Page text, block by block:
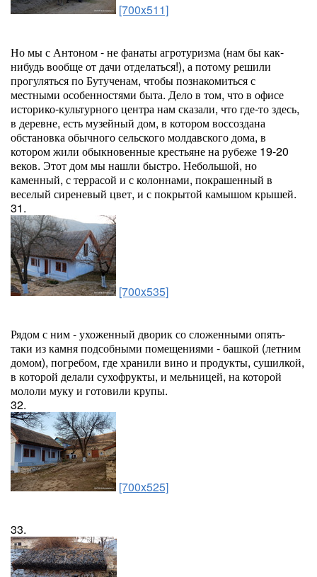
[700x511]
Но мы с Антоном - не фанаты агротуризма (нам бы как-
нибудь вообще от дачи отделаться!), а потому решили
прогуляться по Бутученам, чтобы познакомиться с
местными особенностями быта. Дело в том, что в офисе
историко-культурного центра нам сказали, что где-то здесь,
в деревне, есть музейный дом, в котором воссоздана
обстановка обычного сельского молдавского дома, в
котором жили обыкновенные крестьяне на рубеже 19-20
веков. Этот дом мы нашли быстро. Небольшой, но
каменный, с террасой и с колоннами, покрашенный в
веселый сиреневый цвет, и с покрытой камышом крышей.
31.
[700x535]
Рядом с ним - ухоженный дворик со сложенными опять-
таки из камня подсобными помещениями - башкой (летним
домом), погребом, где хранили вино и продукты, сушилкой,
в которой делали сухофрукты, и мельницей, на которой
мололи муку и готовили крупы.
32.
[700x525]
33.